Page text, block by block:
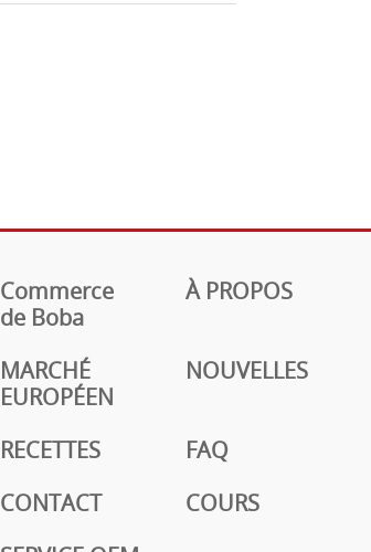
Commerce
de Boba
À PROPOS
MARCHÉ
EUROPÉEN
NOUVELLES
RECETTES
FAQ
CONTACT
COURS